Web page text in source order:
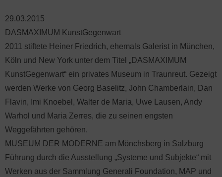
29.03.2015
DASMAXIMUM KunstGegenwart
2011 stiftete Heiner Friedrich, ehemals Galerist in München,
Köln und New York unter dem Titel „DASMAXIMUM
KunstGegenwart“ ein privates Museum in Traunreut. Gezeigt
werden Werke von Georg Baselitz, John Chamberlain, Dan
Flavin, Imi Knoebel, Walter de Maria, Uwe Lausen, Andy
Warhol und Maria Zerres, die zu seinen engsten
Weggefährten gehören.
MUSEUM DER MODERNE am Mönchsberg in Salzburg
Führung durch die Ausstellung „Systeme und Subjekte“ mit
Werken aus der Sammlung Generali Foundation, MAP und